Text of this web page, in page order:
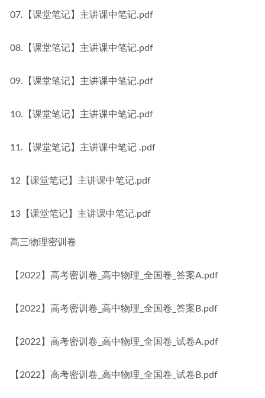
07.【课堂笔记】主讲课中笔记.pdf
08.【课堂笔记】主讲课中笔记.pdf
09.【课堂笔记】主讲课中笔记.pdf
10.【课堂笔记】主讲课中笔记.pdf
11.【课堂笔记】主讲课中笔记 .pdf
12【课堂笔记】主讲课中笔记.pdf
13【课堂笔记】主讲课中笔记.pdf
高三物理密训卷
【2022】高考密训卷_高中物理_全国卷_答案A.pdf
【2022】高考密训卷_高中物理_全国卷_答案B.pdf
【2022】高考密训卷_高中物理_全国卷_试卷A.pdf
【2022】高考密训卷_高中物理_全国卷_试卷B.pdf